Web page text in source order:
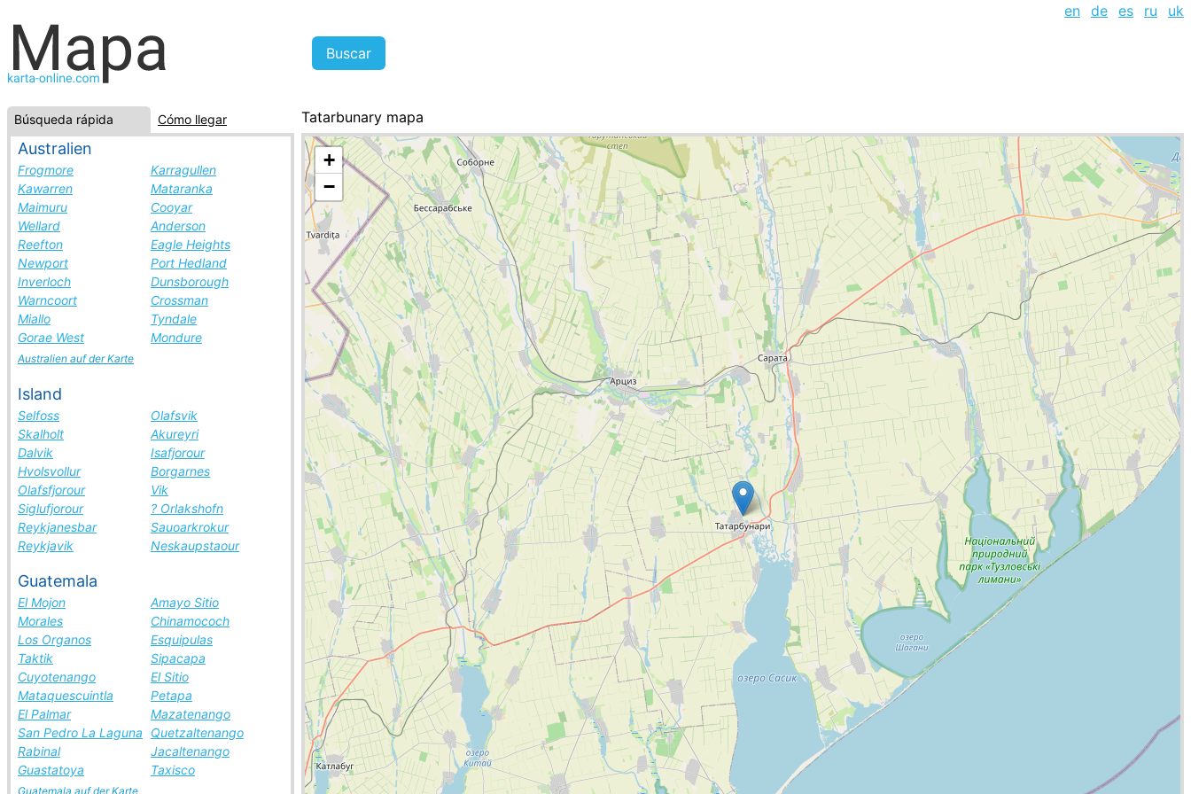
en de es ru uk
Búsqueda rápida Cómo llegar
Australien
Frogmore
Karragullen
Kawarren
Mataranka
Maimuru
Cooyar
Wellard
Anderson
Reefton
Eagle Heights
Newport
Port Hedland
Inverloch
Dunsborough
Warncoort
Crossman
Miallo
Tyndale
Gorae West
Mondure
Australien auf der Karte
Island
Selfoss
Olafsvik
Skalholt
Akureyri
Dalvik
Isafjorour
Hvolsvollur
Borgarnes
Olafsfjorour
Vik
Siglufjorour
? Orlakshofn
Reykjanesbar
Sauoarkrokur
Reykjavik
Neskaupstaour
Guatemala
El Mojon
Amayo Sitio
Morales
Chinamococh
Los Organos
Esquipulas
Taktik
Sipacapa
Cuyotenango
El Sitio
Mataquescuintla
Petapa
El Palmar
Mazatenango
San Pedro La Laguna
Quetzaltenango
Rabinal
Jacaltenango
Guastatoya
Taxisco
Guatemala auf der Karte
Tatarbunary mapa
Ucrania, la lista de ciudades
+
−